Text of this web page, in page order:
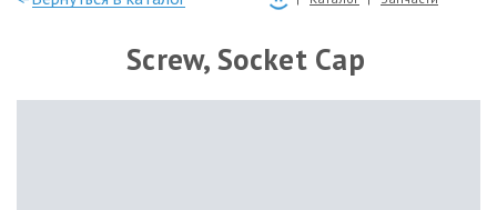
Screw, Socket Cap